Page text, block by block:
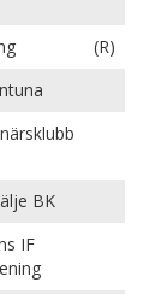
(R)
BK
IF